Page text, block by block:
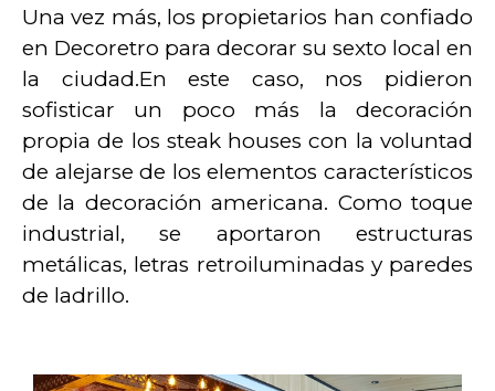
Una vez más, los propietarios han confiado
en Decoretro para decorar su sexto local en
la ciudad.En este caso, nos pidieron
sofisticar un poco más la decoración
propia de los steak houses con la voluntad
de alejarse de los elementos característicos
de la decoración americana. Como toque
industrial, se aportaron estructuras
metálicas, letras retroiluminadas y paredes
de ladrillo.